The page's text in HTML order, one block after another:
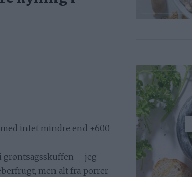
intet mindre end +600
grøntsagsskuffen – jeg
men alt fra porrer